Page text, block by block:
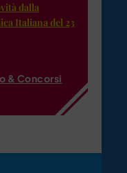
dalla
Italiana del 23
& Concorsi